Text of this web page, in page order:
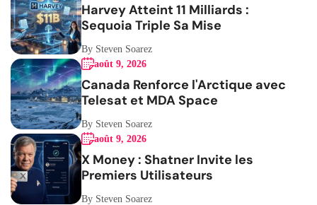
Harvey Atteint 11 Milliards :
Sequoia Triple Sa Mise
By Steven Soarez
août 9, 2026
Canada Renforce l'Arctique avec
Telesat et MDA Space
By Steven Soarez
août 9, 2026
X Money : Shatner Invite les
Premiers Utilisateurs
By Steven Soarez